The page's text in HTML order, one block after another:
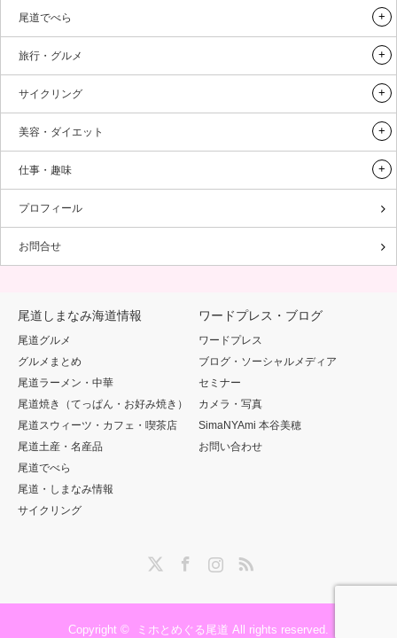
尾道でべら
旅行・グルメ
サイクリング
美容・ダイエット
仕事・趣味
プロフィール
お問合せ
尾道しまなみ海道情報
尾道グルメ
グルメまとめ
尾道ラーメン・中華
尾道焼き（てっぱん・お好み焼き）
尾道スウィーツ・カフェ・喫茶店
尾道土産・名産品
尾道でべら
尾道・しまなみ情報
サイクリング
ワードプレス・ブログ
ワードプレス
ブログ・ソーシャルメディア
セミナー
カメラ・写真
SimaNYAmi 本谷美穂
お問い合わせ
InstagramRSS
Copyright © ミホとめぐる尾道 All rights reserved.